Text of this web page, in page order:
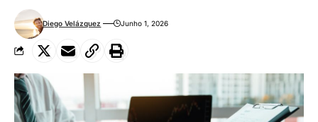
Diego Velázquez Junho 1, 2026